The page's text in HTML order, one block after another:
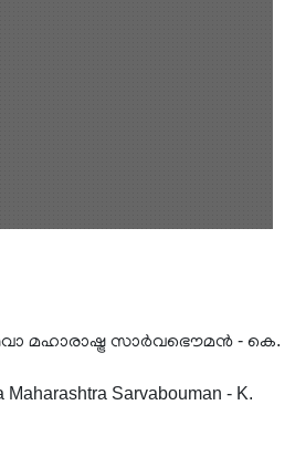
മഹാരാഷ്ട്ര സാർവഭൌമൻ - കെ.
Maharashtra Sarvabouman - K.